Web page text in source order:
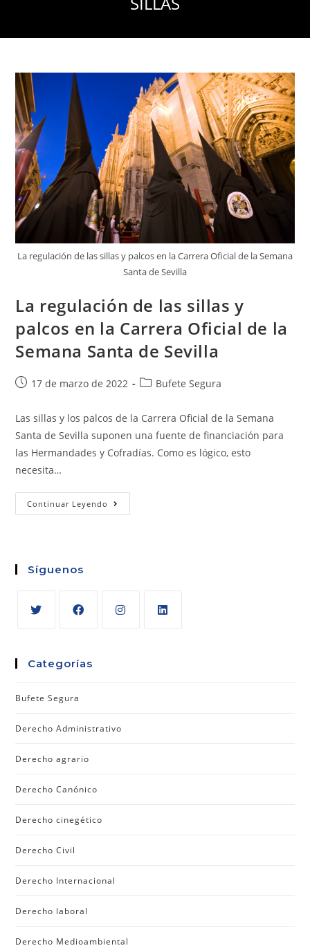
La regulación de las sillas y palcos en la Carrera Oficial de la Semana
Santa de Sevilla
La regulación de las sillas y
palcos en la Carrera Oficial de la
Semana Santa de Sevilla
17 de marzo de 2022 Bufete Segura
Las sillas y los palcos de la Carrera Oficial de la Semana
Santa de Sevilla suponen una fuente de financiación para
las Hermandades y Cofradías. Como es lógico, esto
necesita…
Continuar Leyendo
Síguenos
Categorías
Bufete Segura
Derecho Administrativo
Derecho agrario
Derecho Canónico
Derecho cinegético
Derecho Civil
Derecho Internacional
Derecho laboral
Derecho Medioambiental